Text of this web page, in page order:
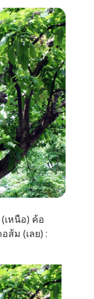
เหนือ) ค้อ
ส้ม (เลย) :